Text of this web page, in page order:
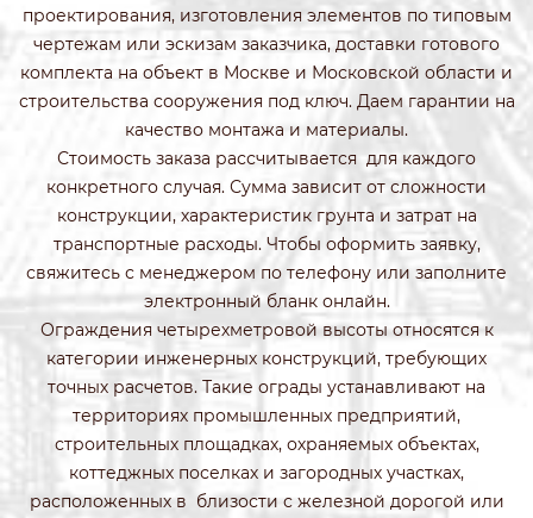
проектирования, изготовления элементов по типовым
чертежам или эскизам заказчика, доставки готового
комплекта на объект в Москве и Московской области и
строительства сооружения под ключ. Даем гарантии на
качество монтажа и материалы.
Стоимость заказа рассчитывается для каждого
конкретного случая. Сумма зависит от сложности
конструкции, характеристик грунта и затрат на
транспортные расходы. Чтобы оформить заявку,
свяжитесь с менеджером по телефону или заполните
электронный бланк онлайн.
Ограждения четырехметровой высоты относятся к
категории инженерных конструкций, требующих
точных расчетов. Такие ограды устанавливают на
территориях промышленных предприятий,
строительных площадках, охраняемых объектах,
коттеджных поселках и загородных участках,
расположенных в близости с железной дорогой или